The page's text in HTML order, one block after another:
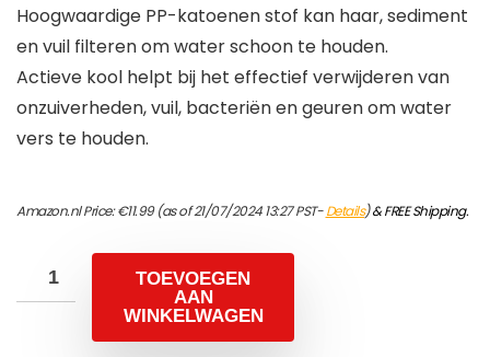
Hoogwaardige PP-katoenen stof kan haar, sediment
en vuil filteren om water schoon te houden.
Actieve kool helpt bij het effectief verwijderen van
onzuiverheden, vuil, bacteriën en geuren om water
vers te houden.
Amazon.nl Price:€11.99(as of 21/07/2024 13:27 PST-Details)&FREE Shipping.
TOEVOEGEN
AAN
WINKELWAGEN